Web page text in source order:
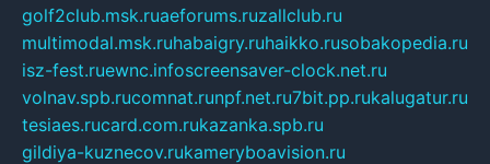
golf2club.msk.ruaeforums.ruzallclub.ru
multimodal.msk.ruhabaigry.ruhaikko.rusobakopedia.ru
isz-fest.ruewnc.infoscreensaver-clock.net.ru
volnav.spb.rucomnat.runpf.net.ru7bit.pp.rukalugatur.ru
tesiaes.rucard.com.rukazanka.spb.ru
gildiya-kuznecov.rukameryboavision.ru